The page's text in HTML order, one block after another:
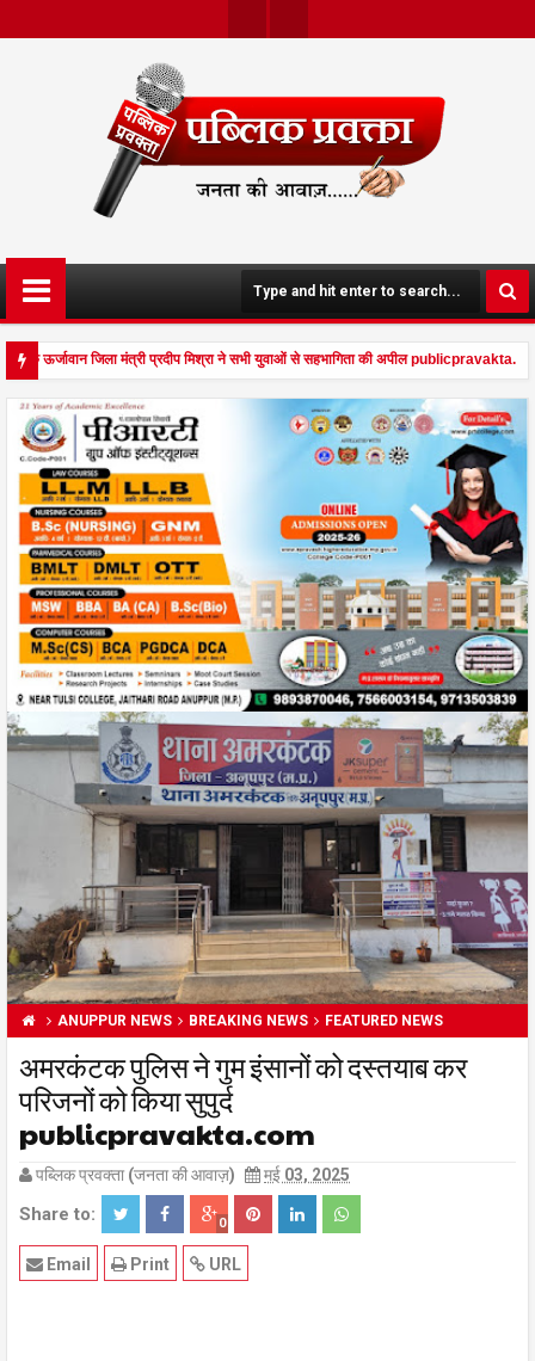
Ter
Boo
K
के ऊर्जावान जिला मंत्री प्रदीप मिश्रा ने सभी युवाओं से सहभागिता की अपील publicpravakta.com
ANUPPUR NEWS BREAKING NEWS FEATURED NEWS
अमरकंटक पुलिस ने गुम इंसानों को दस्तयाब कर
परिजनों को किया सुपुर्द
publicpravakta.com
पब्लिक प्रवक्ता (जनता की आवाज़) मई 03, 2025
Share to: 0
URL
Print
Email